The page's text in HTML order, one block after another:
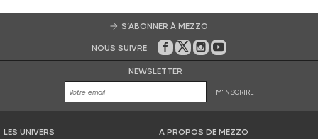
S’ABONNER À MEZZO
NOUS SUIVRE Sur Facebook
Sur Twitter
Sur Instagram
Sur Youtube
NEWSLETTER
M'INSCRIRE
LES UNIVERS
A PROPOS DE MEZZO